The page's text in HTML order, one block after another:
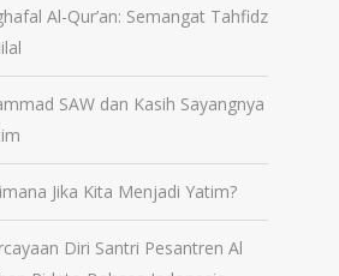
Al-Qur’an: Semangat Tahfidz
SAW dan Kasih Sayangnya
Jika Kita Menjadi Yatim?
Diri Santri Pesantren Al